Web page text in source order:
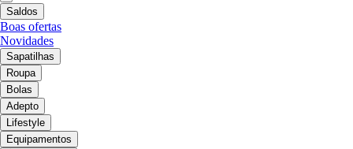
Saldos
Boas ofertas
Novidades
Sapatilhas
Roupa
Bolas
Adepto
Lifestyle
Equipamentos